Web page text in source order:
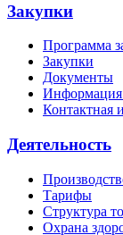
Закупки
Программа
Закупки
Документы
Информация
Контактная
Деятельность
Тарифы
Структура
Охрана